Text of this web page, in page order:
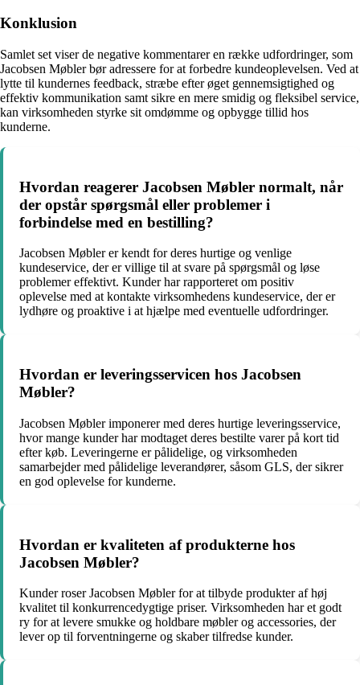
Konklusion
Samlet set viser de negative kommentarer en række udfordringer, som
Jacobsen Møbler bør adressere for at forbedre kundeoplevelsen. Ved at
lytte til kundernes feedback, stræbe efter øget gennemsigtighed og
effektiv kommunikation samt sikre en mere smidig og fleksibel service,
kan virksomheden styrke sit omdømme og opbygge tillid hos
kunderne.
Hvordan reagerer Jacobsen Møbler normalt, når
der opstår spørgsmål eller problemer i
forbindelse med en bestilling?
Jacobsen Møbler er kendt for deres hurtige og venlige
kundeservice, der er villige til at svare på spørgsmål og løse
problemer effektivt. Kunder har rapporteret om positiv
oplevelse med at kontakte virksomhedens kundeservice, der er
lydhøre og proaktive i at hjælpe med eventuelle udfordringer.
Hvordan er leveringsservicen hos Jacobsen
Møbler?
Jacobsen Møbler imponerer med deres hurtige leveringsservice,
hvor mange kunder har modtaget deres bestilte varer på kort tid
efter køb. Leveringerne er pålidelige, og virksomheden
samarbejder med pålidelige leverandører, såsom GLS, der sikrer
en god oplevelse for kunderne.
Hvordan er kvaliteten af produkterne hos
Jacobsen Møbler?
Kunder roser Jacobsen Møbler for at tilbyde produkter af høj
kvalitet til konkurrencedygtige priser. Virksomheden har et godt
ry for at levere smukke og holdbare møbler og accessories, der
lever op til forventningerne og skaber tilfredse kunder.